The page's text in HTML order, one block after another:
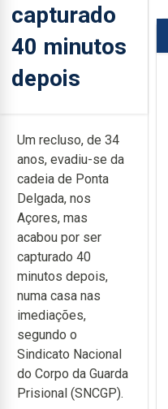
capturado
40 minutos
depois
Um recluso, de 34
anos, evadiu-se da
cadeia de Ponta
Delgada, nos
Açores, mas
acabou por ser
capturado 40
minutos depois,
numa casa nas
imediações,
segundo o
Sindicato Nacional
do Corpo da Guarda
Prisional (SNCGP).